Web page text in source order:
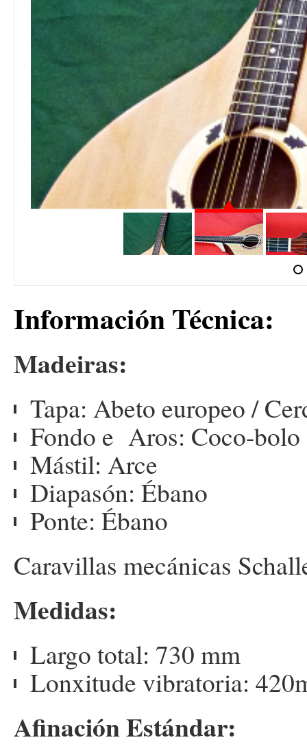
Información Técnica:
Madeiras:
Tapa: Abeto europeo /
Fondo e Aros: Coco-bolo
Mástil: Arce
Diapasón: Ébano
Ponte: Ébano
Caravillas mecánicas
Medidas:
Largo total: 730 mm
Lonxitude vibratoria:
Afinación Estándar: